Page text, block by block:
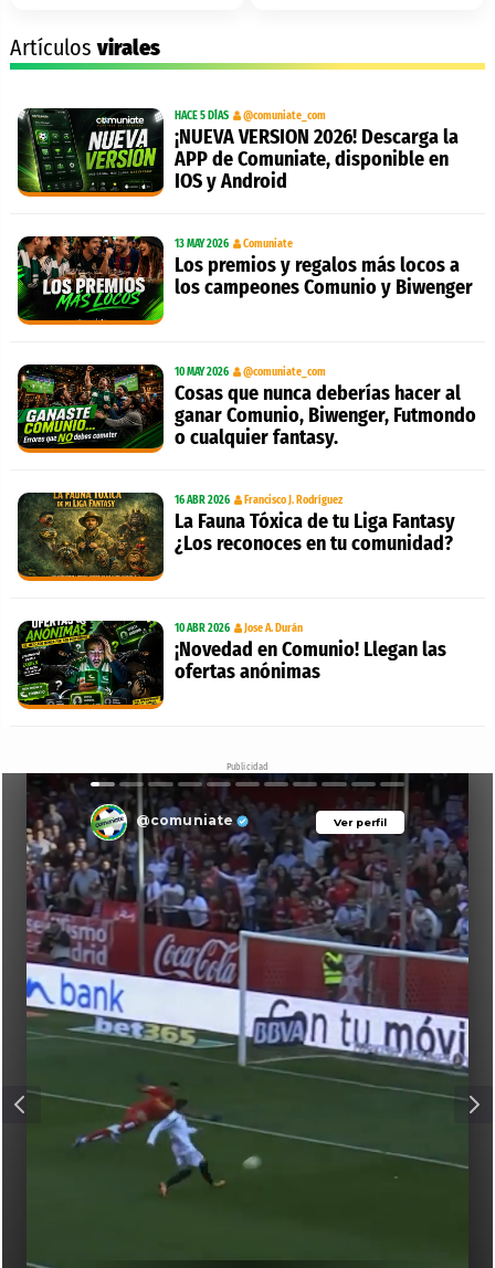
Artículosvirales
HACE 5 DÍAS @comuniate_com
¡NUEVA VERSION 2026! Descarga la
APP de Comuniate, disponible en
IOS y Android
13 MAY 2026 Comuniate
Los premios y regalos más locos a
los campeones Comunio y Biwenger
10 MAY 2026 @comuniate_com
Cosas que nunca deberías hacer al
ganar Comunio, Biwenger, Futmondo
o cualquier fantasy.
16 ABR 2026 Francisco J. Rodríguez
La Fauna Tóxica de tu Liga Fantasy
¿Los reconoces en tu comunidad?
10 ABR 2026 Jose A. Durán
¡Novedad en Comunio! Llegan las
ofertas anónimas
Publicidad
Ver perfil
@comuniate Ver perfil